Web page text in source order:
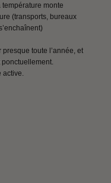
monte
(transports, bureaux
toute l’année, et